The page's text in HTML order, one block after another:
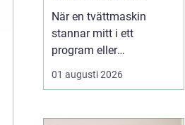
livslängd på vitvaror
När en tvättmaskin
stannar mitt i ett
program eller
diskmaskinen lämnar
disken smutsig, uppstår
behövs en ny maskin,
01 augusti 2026